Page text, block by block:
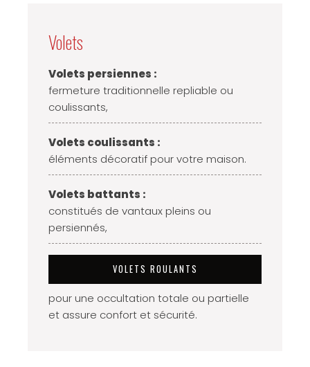
Volets
Volets persiennes :
fermeture traditionnelle repliable ou
coulissants,
Volets coulissants :
éléments décoratif pour votre maison.
Volets battants :
constitués de vantaux pleins ou
persiennés,
VOLETS ROULANTS
pour une occultation totale ou partielle
et assure confort et sécurité.